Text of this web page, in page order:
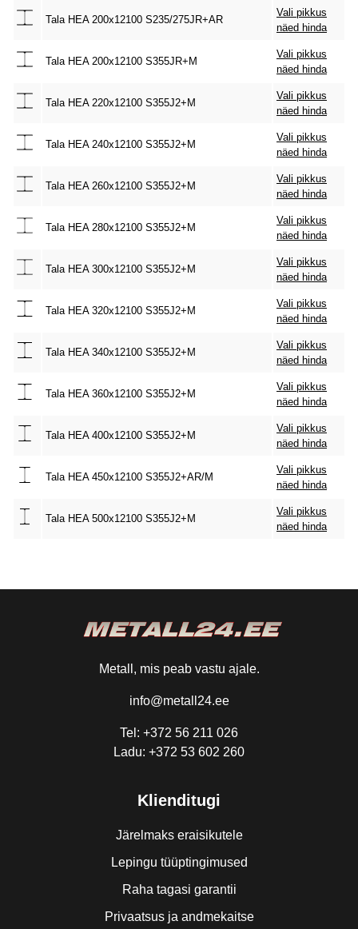
Tala HEA 200x12100 S235/275JR+AR
Vali pikkus
näed hinda
Tala HEA 200x12100 S355JR+M
Vali pikkus
näed hinda
Tala HEA 220x12100 S355J2+M
Vali pikkus
näed hinda
Tala HEA 240x12100 S355J2+M
Vali pikkus
näed hinda
Tala HEA 260x12100 S355J2+M
Vali pikkus
näed hinda
Tala HEA 280x12100 S355J2+M
Vali pikkus
näed hinda
Tala HEA 300x12100 S355J2+M
Vali pikkus
näed hinda
Tala HEA 320x12100 S355J2+M
Vali pikkus
näed hinda
Tala HEA 340x12100 S355J2+M
Vali pikkus
näed hinda
Tala HEA 360x12100 S355J2+M
Vali pikkus
näed hinda
Tala HEA 400x12100 S355J2+M
Vali pikkus
näed hinda
Tala HEA 450x12100 S355J2+AR/M
Vali pikkus
näed hinda
Tala HEA 500x12100 S355J2+M
Vali pikkus
näed hinda
Metall, mis peab vastu ajale.
info@metall24.ee
Tel: +372 56 211 026
Ladu: +372 53 602 260
Klienditugi
Järelmaks eraisikutele
Lepingu tüüptingimused
Raha tagasi garantii
Privaatsus ja andmekaitse